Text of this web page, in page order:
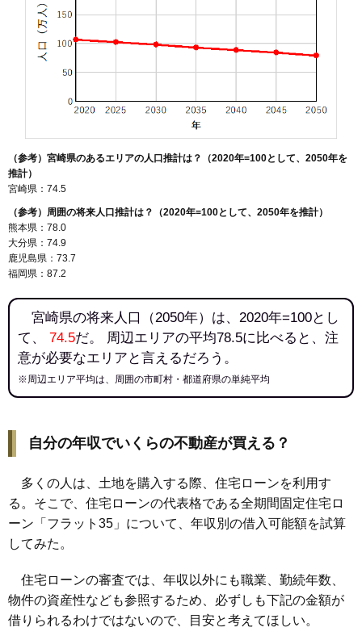
（参考）宮崎県のあるエリアの人口推計は？（2020年=100として、2050年を
推計）
宮崎県：74.5
（参考）周囲の将来人口推計は？（2020年=100として、2050年を推計）
熊本県：78.0
大分県：74.9
鹿児島県：73.7
福岡県：87.2
宮崎県の将来人口（2050年）は、2020年=100とし
て、 74.5だ。 周辺エリアの平均78.5に比べると、注
意が必要なエリアと言えるだろう。
※周辺エリア平均は、周囲の市町村・都道府県の単純平均
自分の年収でいくらの不動産が買える？
多くの人は、土地を購入する際、住宅ローンを利用す
る。そこで、住宅ローンの代表格である全期間固定住宅ロ
ーン「フラット35」について、年収別の借入可能額を試算
してみた。
住宅ローンの審査では、年収以外にも職業、勤続年数、
物件の資産性なども参照するため、必ずしも下記の金額が
借りられるわけではないので、目安と考えてほしい。